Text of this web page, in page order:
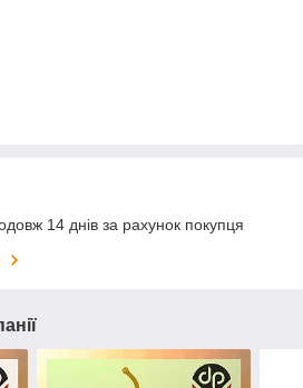
14 днів за рахунок покупця